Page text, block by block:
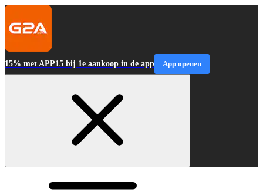
15% met APP15 bij 1e aankoop in de app App openen